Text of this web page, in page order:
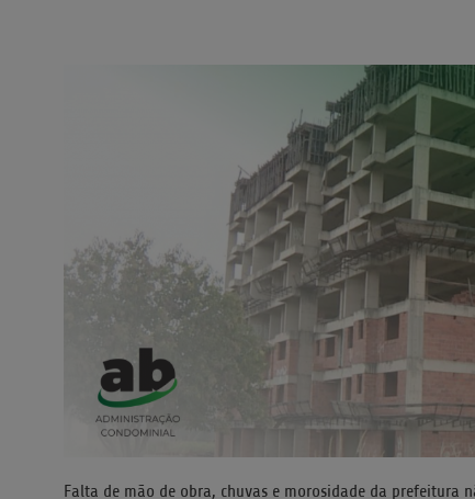
Falta de mão de obra, chuvas e morosidade da prefeitura